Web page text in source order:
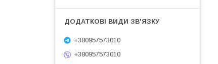
+380957573010
+380957573010